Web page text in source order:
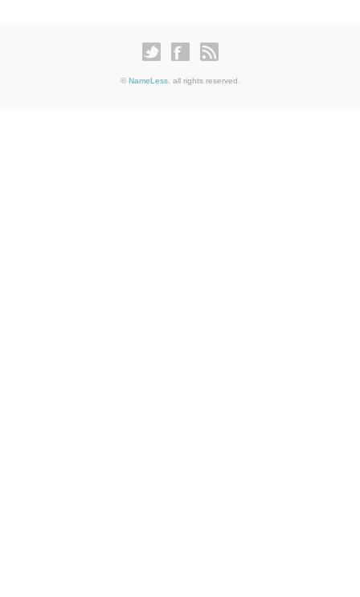
© NameLess. all rights reserved.